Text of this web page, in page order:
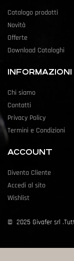
Catalogo prodotti
Novità
Offerte
Download Cataloghi
INFORMAZIONI
Chi siamo
Contatti
Privacy Policy
Termini e Condizioni
ACCOUNT
Diventa Cliente
Accedi al sito
Wishlist
© 2025 Givafer srl